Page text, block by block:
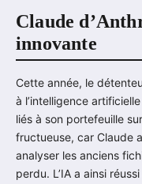
Claude
innovante
Cette année, le
à l’intelligence
liés à son portefeuille
fructueuse, car Claude
analyser les anciens
perdu. L’IA a ainsi